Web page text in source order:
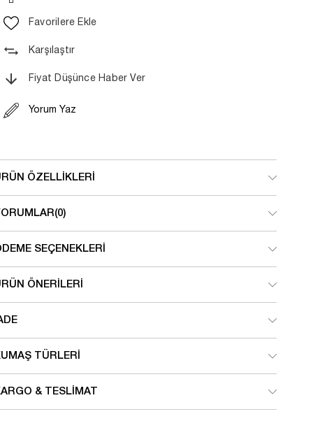
Favorilere Ekle
Karşılaştır
Fiyat Düşünce Haber Ver
Yorum Yaz
ÖZELLIKLERI
(0)
SEÇENEKLERI
ÖNERILERI
TÜRLERI
& TESLIMAT